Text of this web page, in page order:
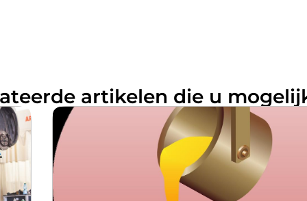
artikelen die u